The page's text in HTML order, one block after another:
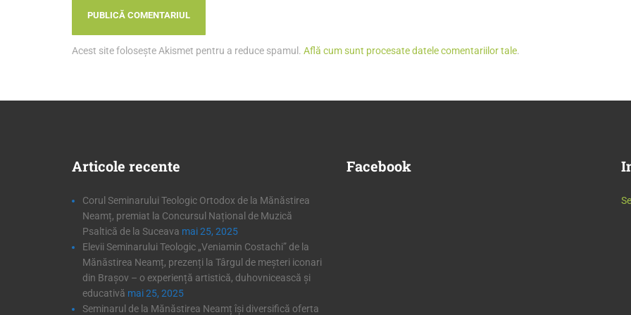
Acest site folosește Akismet pentru a reduce spamul. Află cum sunt procesate datele comentariilor tale.
Articole recente
Corul Seminarului Teologic Ortodox de la Mănăstirea
Neamț, premiat la Concursul Național de Muzică
Psaltică de la Suceava mai 25, 2025
Elevii Seminarului Teologic „Veniamin Costachi” de la
Mănăstirea Neamț, prezenți la Târgul de meșteri iconari
din Brașov – o experiență artistică, duhovnicească și
educativă mai 25, 2025
Seminarul de la Mănăstirea Neamț își diversifică oferta
Facebook